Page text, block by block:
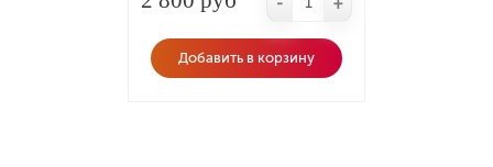
Добавить в корзину